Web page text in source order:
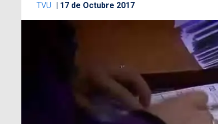
TVU 17 de Octubre 2017